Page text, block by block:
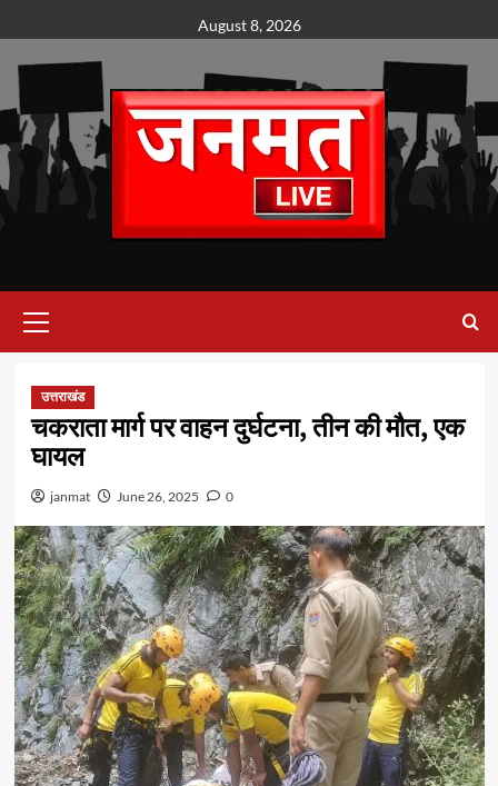
to
content
August 8, 2026
Menu
उत्तराखंड
चकराता मार्ग पर वाहन दुर्घटना, तीन की मौत, एक
घायल
janmat June 26, 2025 0